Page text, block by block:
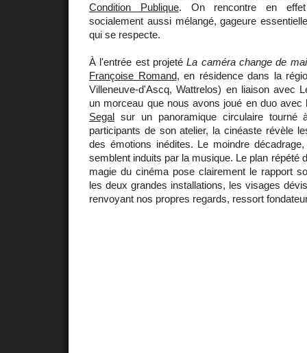
Condition Publique. On rencontre en
socialement aussi mélangé, gageure
qui se respecte.
À l'entrée est projetéLa caméra change de
Françoise Romand, en résidence dans la
Villeneuve-d'Ascq, Wattrelos) en liaison avec
un morceau que nous avons joué en duo
Segal sur un panoramique circulaire
participants de son atelier, la cinéaste révèle
des émotions inédites. Le moindre
semblent induits par la musique. Le plan répété
magie du cinéma pose clairement le rapport
les deux grandes installations, les visages
renvoyant nos propres regards, ressort